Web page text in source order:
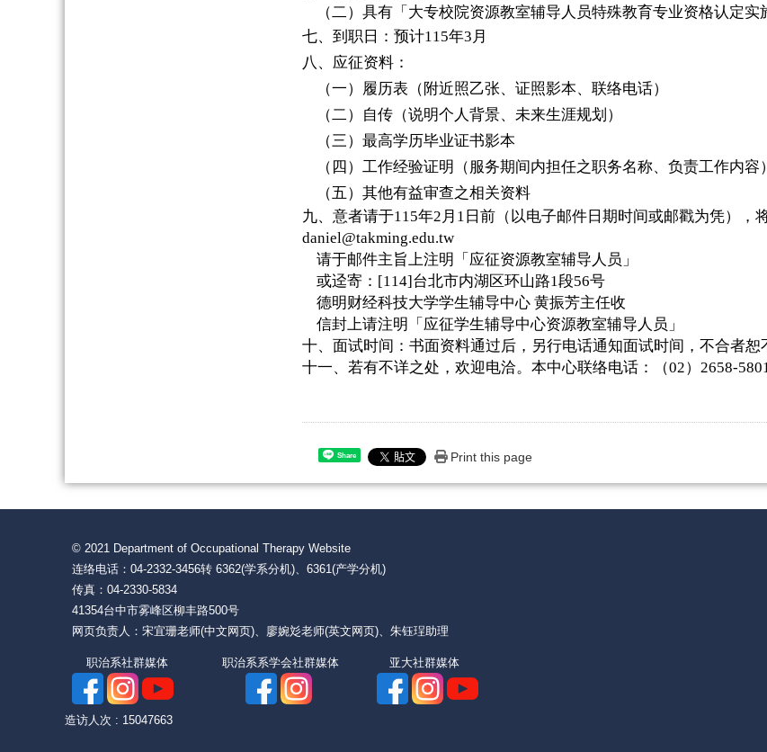
（二）具有「大专校院资源教室辅导人员特殊教育专业资格认定实
七、到职日：预计115年3 月
八、应征资料：
（一）履历表（附近照乙张、证照影本、联络电话）
（二）自传（说明个人背景、未来生涯规划）
（三）最高学历毕业证书影本
（四）工作经验证明（服务期间内担任之职务名称、负责工作内容）
（五）其他有益审查之相关资料
九、 意者请于115年2 月 1 日前（以电子邮件日期时间或邮戳为凭），
daniel@takming.edu.tw
请于邮件主旨上注明「应征资源教室辅导人员」
或迳寄： [114]台北市内湖区环山路1段56号
德明财经科技大学学生辅导中心 黄振芳主任收
信封上请注明「应征学生辅导中心资源教室辅导人员」
十、面试时间：书面资料通过后，另行电话通知面试时间，不合者恕
十一、若有不详之处，欢迎电洽。本中心联络电话：（02） 2658-5801
Share Print this page
© 2021 Department of Occupational Therapy Website
连络电话：04-2332-3456转 6362(学系分机)、6361(产学分机)
传真：04-2330-5834
41354台中市雾峰区柳丰路500号
网页负责人：宋宜珊老师(中文网页)、廖婉彣老师(英文网页)、朱钰珵助理
职治系社群媒体 职治系系学会社群媒体 亚大社群媒体
造访人次 : 15047663